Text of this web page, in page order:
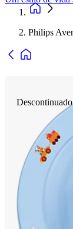
Philips
Descontinuado